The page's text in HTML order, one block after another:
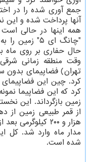
جمع آوری شده را در
آنها پرداخت شده و این
همه اینها در حالی
"چانگ ای ۵"
تهران) فضاپیمای بدون
کرد. چین این
کرد که این فضاپیما
زمین بازگرداند. این
شده است.